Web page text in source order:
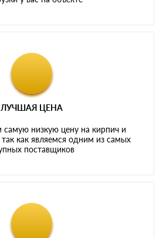
ЛУЧШАЯ ЦЕНА
низкую цену на кирпич и
как являемся одним из самых
поставщиков